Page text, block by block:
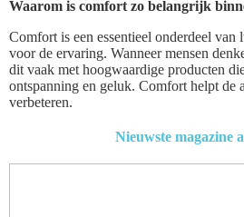
Waarom is comfort zo belangrijk
Comfort is een essentieel onderdeel van
voor de ervaring. Wanneer mensen
dit vaak met hoogwaardige producten
ontspanning en geluk. Comfort helpt de
verbeteren.
Nieuwste magazine